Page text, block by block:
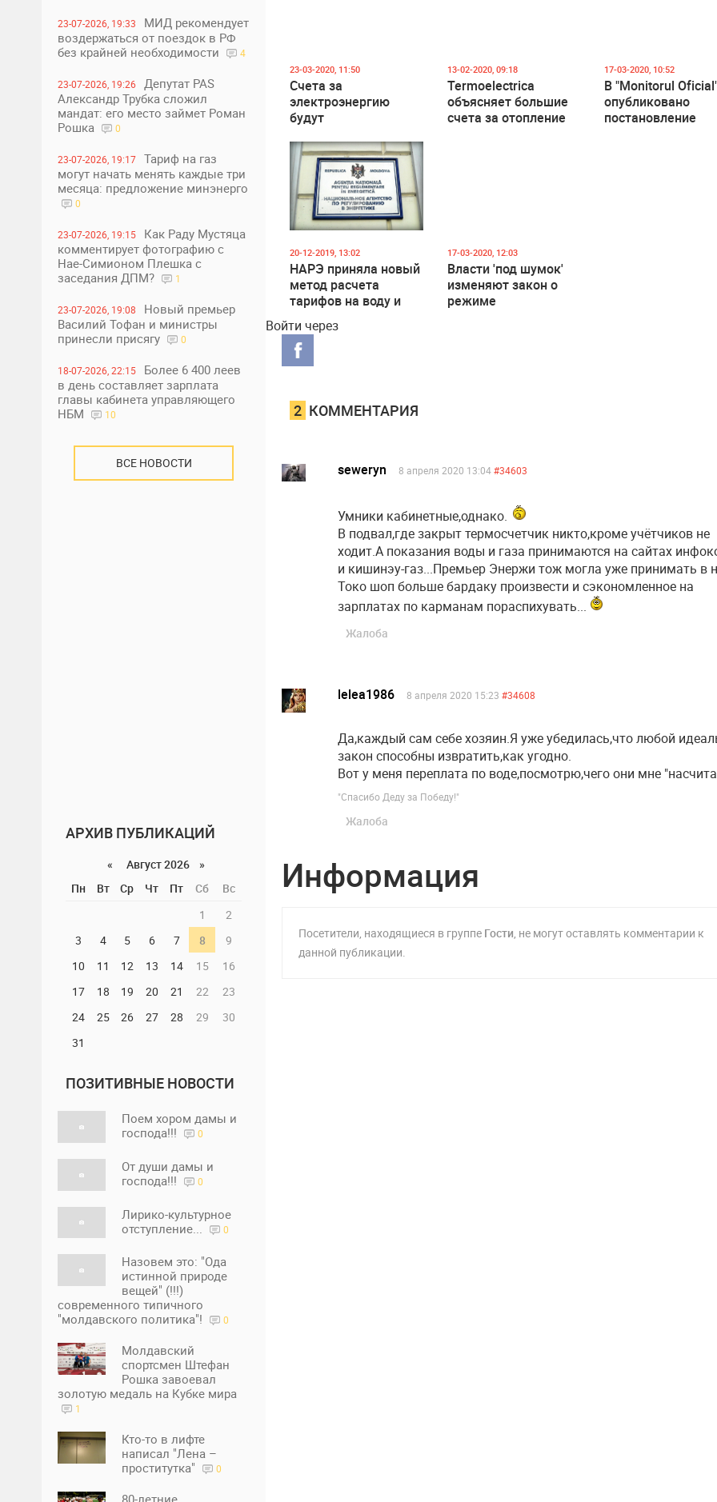
23-07-2026, 19:33
МИД рекомендует
воздержаться от поездок в РФ
без крайней необходимости
4
23-07-2026, 19:26
Депутат PAS
Александр Трубка сложил
мандат: его место займет Роман
Рошка
0
23-07-2026, 19:17
Тариф на газ
могут начать менять каждые три
месяца: предложение минэнерго
0
23-07-2026, 19:15
Как Раду Мустяца
комментирует фотографию с
Нае-Симионом Плешка с
заседания ДПМ?
1
23-07-2026, 19:08
Новый премьер
Василий Тофан и министры
принесли присягу
0
18-07-2026, 22:15
Более 6 400 леев
в день составляет зарплата
главы кабинета управляющего
НБМ
10
ВСЕ НОВОСТИ
АРХИВ ПУБЛИКАЦИЙ
«
Август 2026 »
Пн
Вт Ср Чт Пт Сб
Вс
1
2
3
4 5 6 7 8
9
10
11 12 13 14 15
16
17
18 19 20 21 22
23
24
25 26 27 28 29
30
31
ПОЗИТИВНЫЕ НОВОСТИ
Поем хором дамы и
господа!!!
0
От души дамы и
господа!!!
0
Лирико-культурное
отступление...
0
Назовем это: "Ода
истинной природе
вещей" (!!!)
современного типичного
"молдавского политика"!
0
Молдавский
спортсмен Штефан
Рошка завоевал
золотую медаль на Кубке мира
1
Кто-то в лифте
написал "Лена –
проститутка"
0
23-03-2020, 11:50
Счета за
электроэнергию
будут
приблизительно
13-02-2020, 09:18
Termoelectrica
объясняет большие
счета за отопление
17-03-2020, 10:52
В "Monitorul
опубликовано
постановление
20-12-2019, 13:02
НАРЭ приняла новый
метод расчета
тарифов на воду и
17-03-2020, 12:03
Власти 'под шумок'
изменяют закон о
режиме
Войти через
2 КОММЕНТАРИЯ
seweryn 8 апреля 2020 13:04#34603
Умники кабинетные,однако.
В подвал,где закрыт термосчетчик никто,кроме учётчиков не
ходит.А показания воды и газа принимаются на сайтах
и кишинэу-газ...Премьер Энержи тож могла уже принимать в
Токо шоп больше бардаку произвести и сэкономленное на
зарплатах по карманам пораспихувать...
Жалоба
lelea1986 8 апреля 2020 15:23 #34608
Да,каждый сам себе хозяин.Я уже убедилась,что любой
закон способны извратить,как угодно.
Вот у меня переплата по воде,посмотрю,чего они мне
"Спасибо Деду за Победу!"
Жалоба
Информация
Посетители, находящиеся в группе Гости, не могут оставлять комментарии к
данной публикации.